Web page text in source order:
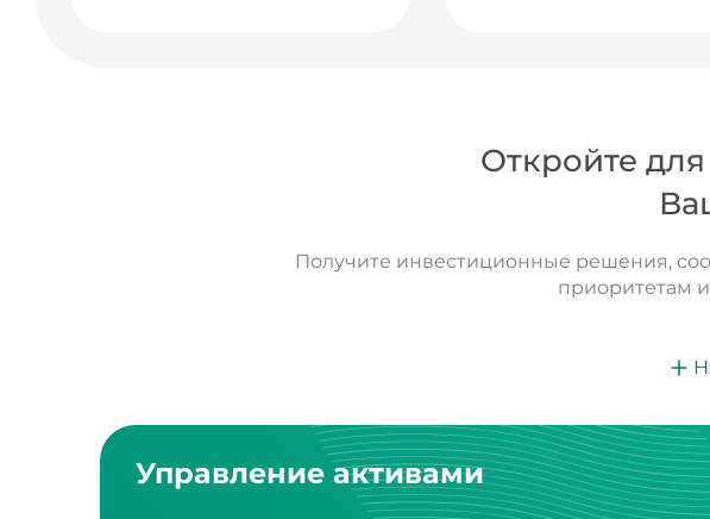
Откройте
Получите инвестиционные решения,
приоритетам
Управление активами